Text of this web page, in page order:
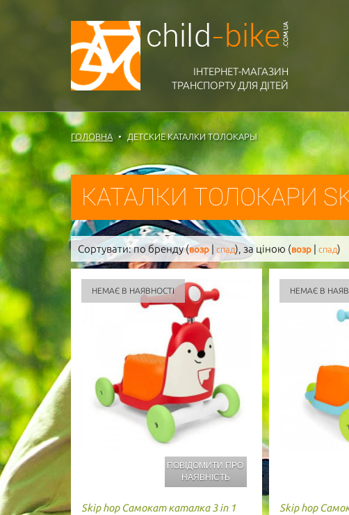
ІНТЕРНЕТ-МАГАЗИН
ТРАНСПОРТУ ДЛЯ ДІТЕЙ
ГОЛОВНА ДЕТСКИЕ КАТАЛКИ ТОЛОКАРЫ
КАТАЛКИ ТОЛОКАРИ
Сортувати:по бренду (возр | спад), за ціною (возр | спад)
НЕМАЄ В НАЯВНОСТІ
ПОВІДОМИТИ ПРО
НАЯВНІСТЬ
Skip hop Самокат каталка 3 in 1
НЕМАЄ В
Skip hop